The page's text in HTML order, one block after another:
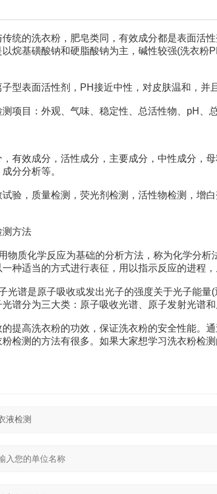
的洗衣粉，肥皂类同，有效成分都是表面活性
烷基磺酸钠和硬脂酸钠为主，碱性较强(洗衣粉
表面活性剂，PH接近中性，对皮肤温和，并且
目：外观、气味、稳定性、总活性物、pH、总
效成分，活性成分，主要成分，中性成分，母
分分析等。
，质量检测，荧光剂检测，活性物检测，增白
方法
质化学反应为基础的分析方法，称为化学分析
种适当的方式进行表征，用以指示反应的进程
谱是原子吸收或发出光子的强度关于光子能量(
谱分为三大类：原子吸收光谱、原子发射光谱和
高洗衣粉的功效，保证洗衣粉的安全性能。通
检测的方法有很多。如果大家想学习洗衣粉检